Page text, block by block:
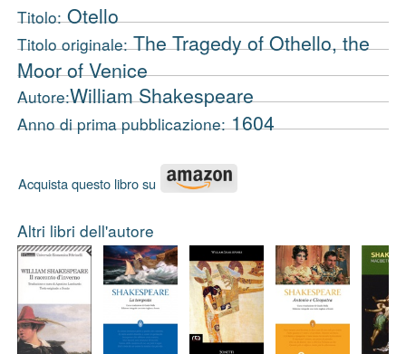
Titolo:Otello
Titolo originale:The Tragedy of Othello, the
Moor of Venice
Autore:William Shakespeare
Anno di prima pubblicazione:1604
Acquista questo libro su
Altri libri dell'autore